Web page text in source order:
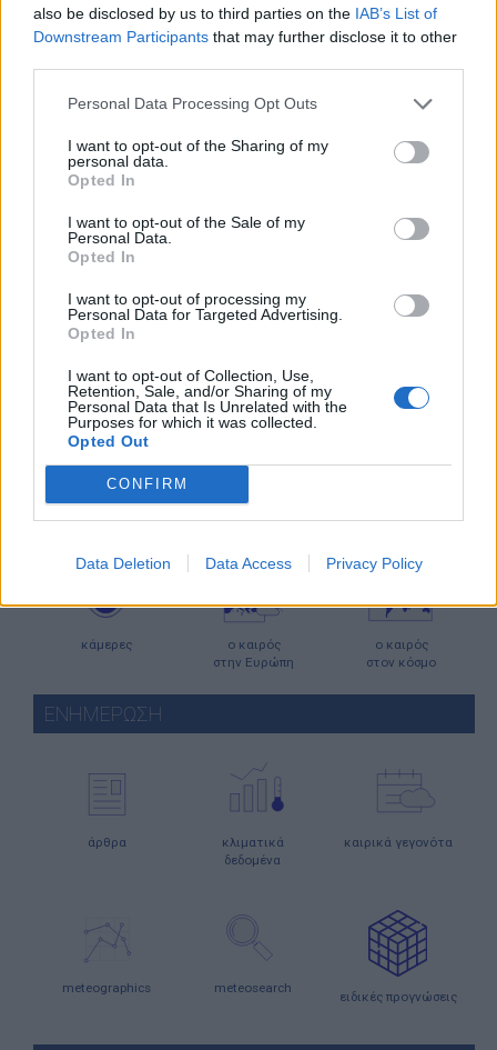
also be disclosed by us to third parties on the IAB’s List of
Downstream Participants that may further disclose it to other
Personal Data Processing Opt Outs
I want to opt-out of the Sharing of my
personal data.
Opted In
I want to opt-out of the Sale of my
Personal Data.
Opted In
I want to opt-out of processing my
Personal Data for Targeted Advertising.
Opted In
I want to opt-out of Collection, Use,
Retention, Sale, and/or Sharing of my
Personal Data that Is Unrelated with the
Purposes for which it was collected.
Opted Out
CONFIRM
Data Deletion Data Access Privacy Policy
ΠΡΟΓΝΩΣΗ ΘΕΡΜΟΚΡΑΣΙΩΝ
ΧΑΜΗΛΟΤΕΡΕΣ
ΑΝΩΓΕΙΑ
ΟΡΕΙΝΗ ΦΩΚΙΔΑ
ΚΑΡΠΕΝΗΣΙ 22°C
ΜΕΤΣΟΒΟ
ΥΨΗΛΟΤΕΡΕΣ
32°C
ΚΟΜΟΤΗΝΗ 32°C
Τα παραπάνω δεδομένα (ΧΑΜΗΛΟΤΕΡΕΣ/ΥΨΗΛΟΤΕΡΕΣ) αποτελούν προγνώσεις. Για
παρατηρήσεις (realtime) πατήστεεδώ
Ο ΚΑΙΡΟΣ ΤΩΡΑ (LIVE)
κάμερες
ο καιρός
στην Ευρώπη
ο καιρός
στον κόσμο
ΕΝΗΜΕΡΩΣΗ
άρθρα
κλιματικά
δεδομένα
καιρικά γεγονότα
meteographics meteosearch
ειδικές προγνώσεις